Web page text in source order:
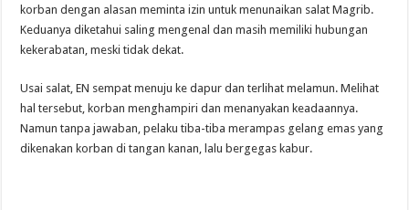
korban dengan alasan meminta izin untuk menunaikan salat Magrib.
Keduanya diketahui saling mengenal dan masih memiliki hubungan
kekerabatan, meski tidak dekat.
Usai salat, EN sempat menuju ke dapur dan terlihat melamun. Melihat
hal tersebut, korban menghampiri dan menanyakan keadaannya.
Namun tanpa jawaban, pelaku tiba-tiba merampas gelang emas yang
dikenakan korban di tangan kanan, lalu bergegas kabur.